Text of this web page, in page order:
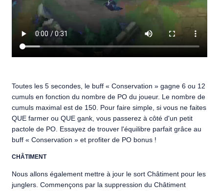
Toutes les 5 secondes, le buff « Conservation » gagne 6 ou 12
cumuls en fonction du nombre de PO du joueur. Le nombre de
cumuls maximal est de 150. Pour faire simple, si vous ne faites
QUE farmer ou QUE gank, vous passerez à côté d'un petit
pactole de PO. Essayez de trouver l'équilibre parfait grâce au
buff « Conservation » et profiter de PO bonus !
CHÂTIMENT
Nous allons également mettre à jour le sort Châtiment pour les
junglers. Commençons par la suppression du Châtiment